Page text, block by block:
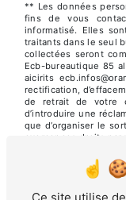
** Les données
fins de vous
informatisé. Elles
traitants dans le seul
collectées seront
Ecb-bureautique 85
aicirits
rectification,
de retrait de votre
d’introduire une
que d’organiser le
exercer ces droits
route de
l'adresse
être demandé. Nous
prise de contact
fins probatoires et